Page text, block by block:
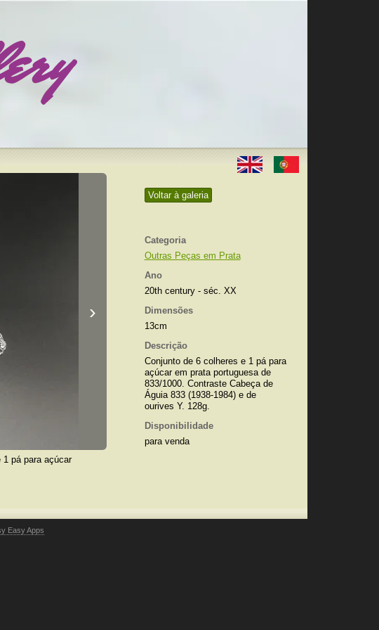
Voltar à galeria
Categoria
Outras Peças em Prata
Ano
20th century - séc. XX
Dimensões
13cm
Descrição
Conjunto de 6 colheres e 1 pá para
açúcar em prata portuguesa de
833/1000. Contraste Cabeça de
Águia 833 (1938-1984) e de
ourives Y. 128g.
Disponibilidade
para venda
›
pá para açúcar
Easy Apps